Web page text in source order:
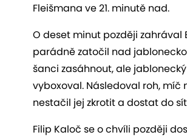
Fleišmana ve 21. minutě nad.
O deset minut později zahrával
parádně zatočil nad
šanci zasáhnout, ale
vyboxoval. Následoval roh, míč
nestačil jej zkrotit a dostat do
Filip Kaloč se o chvíli později